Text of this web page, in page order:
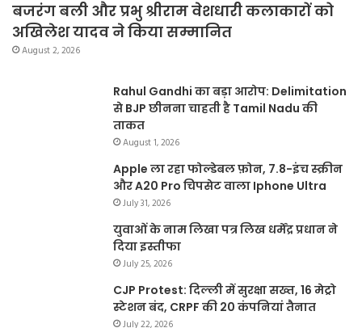
बजरंग बली और प्रभु श्रीराम वेशधारी कलाकारों को
अखिलेश यादव ने किया सम्मानित
August 2, 2026
Rahul Gandhi का बड़ा आरोप: Delimitation
से BJP छीनना चाहती है Tamil Nadu की
ताकत
August 1, 2026
Apple ला रहा फोल्डेबल फ़ोन, 7.8-इंच स्क्रीन
और A20 Pro चिपसेट वाला Iphone Ultra
July 31, 2026
युवाओं के नाम लिखा पत्र लिख धर्मेंद्र प्रधान ने
दिया इस्तीफा
July 25, 2026
CJP Protest: दिल्ली में सुरक्षा सख्त, 16 मेट्रो
स्टेशन बंद, CRPF की 20 कंपनियां तैनात
July 22, 2026